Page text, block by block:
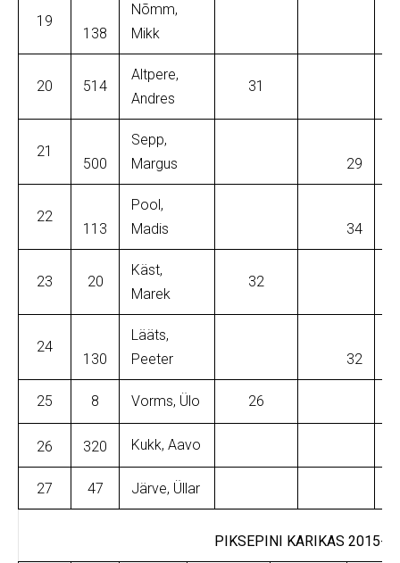
19
138
Nõmm,
Mikk
20 514
Altpere,
Andres
31
21
500
Sepp,
Margus
29
22
113
Pool,
Madis
34
23 20
Käst,
Marek
32
24
130
Lääts,
Peeter
32
25 8 Vorms, Ülo 26
26 320 Kukk, Aavo
27 47 Järve, Üllar
PIKSEPINI KARIKAS 2015-